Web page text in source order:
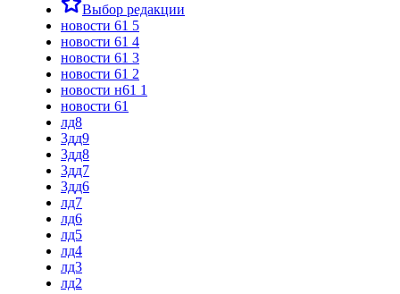
Выбор редакции
новости 61 5
новости 61 4
новости 61 3
новости 61 2
новости н61 1
новости 61
лд8
3дд9
3дд8
3дд7
3дд6
лд7
лд6
лд5
лд4
лд3
лд2